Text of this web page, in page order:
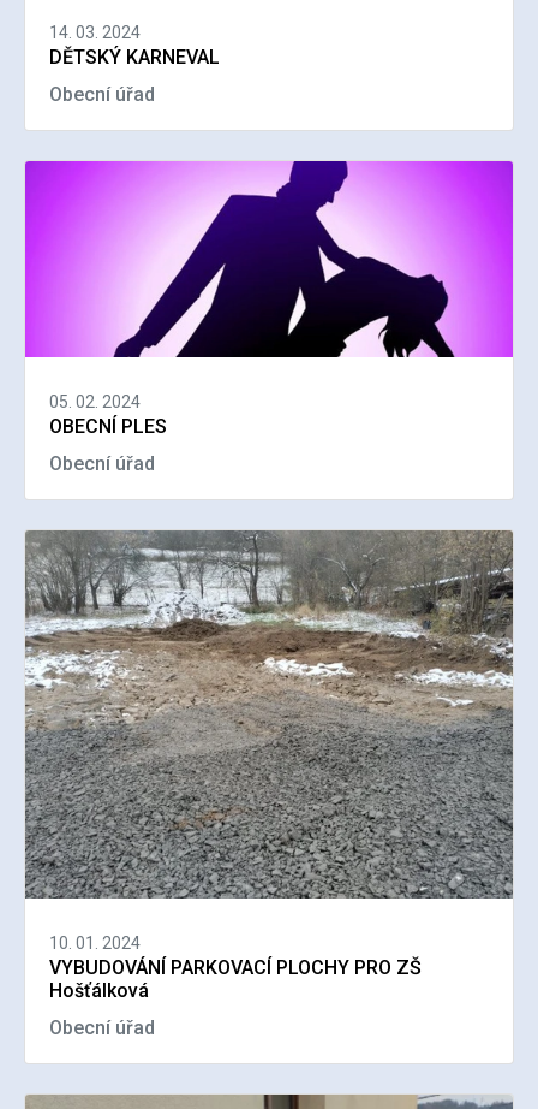
14. 03. 2024
DĚTSKÝ KARNEVAL
Obecní úřad
05. 02. 2024
OBECNÍ PLES
Obecní úřad
10. 01. 2024
VYBUDOVÁNÍ PARKOVACÍ PLOCHY PRO ZŠ
Hošťálková
Obecní úřad